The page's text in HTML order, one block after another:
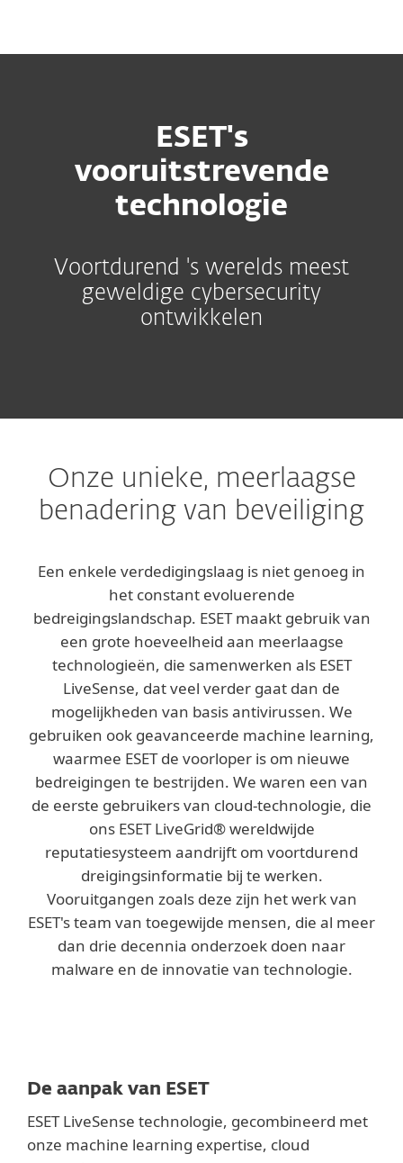
ESET's
vooruitstrevende
technologie
Voortdurend 's werelds meest
geweldige cybersecurity
ontwikkelen
Onze unieke, meerlaagse
benadering van beveiliging
Een enkele verdedigingslaag is niet genoeg in
het constant evoluerende
bedreigingslandschap. ESET maakt gebruik van
een grote hoeveelheid aan meerlaagse
technologieën, die samenwerken als ESET
LiveSense, dat veel verder gaat dan de
mogelijkheden van basis antivirussen. We
gebruiken ook geavanceerde machine learning,
waarmee ESET de voorloper is om nieuwe
bedreigingen te bestrijden. We waren een van
de eerste gebruikers van cloud-technologie, die
ons ESET LiveGrid® wereldwijde
reputatiesysteem aandrijft om voortdurend
dreigingsinformatie bij te werken.
Vooruitgangen zoals deze zijn het werk van
ESET's team van toegewijde mensen, die al meer
dan drie decennia onderzoek doen naar
malware en de innovatie van technologie.
De aanpak van ESET
ESET LiveSense technologie, gecombineerd met
onze machine learning expertise, cloud